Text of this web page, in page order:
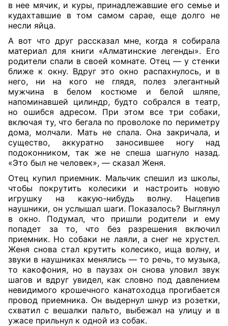
в нее мячик, и куры, принадлежавшие его семье и
кудахтавшие в том самом сарае, еще долго не
несли яйца.
А вот что друг рассказал мне, когда я собирала
материал для книги «Алматинские легенды». Его
родители спали в своей комнате. Отец — у стенки
ближе к окну. Вдруг это окно распахнулось, и в
него, ни на кого не глядя, полез элегантный
мужчина в белом костюме и белой шляпе,
напоминавшей цилиндр, будто собрался в театр,
но ошибся адресом. При этом все три собаки,
включая ту, что бегала по проволоке по периметру
дома, молчали. Мать не спала. Она закричала, и
существо, аккуратно заносившее ногу над
подоконником, так же не спеша шагнуло назад.
«Это был не человек», — сказал Женя.
Отец купил приемник. Мальчик спешил из школы,
чтобы покрутить колесики и настроить новую
игрушку на какую-нибудь волну. Нацепив
наушники, он услышал шаги. Показалось? Выглянул
в окно. Подумал, что пришли родители и ему
попадет за то, что без разрешения включил
приемник. Но собаки не лаяли, а снег не хрустел.
Женя снова стал крутить колесико, ища волну, и
звуки в наушниках менялись — то речь, то музыка,
то какофония, но в паузах он снова уловил звук
шагов и вдруг увидел, как словно под давлением
невидимого крошечного канатоходца прогибается
провод приемника. Он выдернул шнур из розетки,
схватил с вешалки пальто, выбежал на улицу и в
ужасе прильнул к одной из собак.